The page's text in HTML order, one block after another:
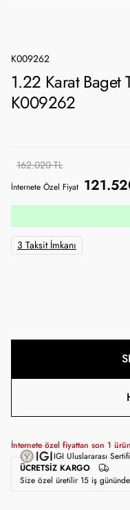
K009262
1.22 Karat Baget
K009262
162.020 TL
İnternete Özel Fiyat
3 Taksit İmkanı
İnternete özel fiyattan son 1 ürün
ÜCRETSIZ KARGO
IGI Uluslararası
Size özel üretilir 15 iş